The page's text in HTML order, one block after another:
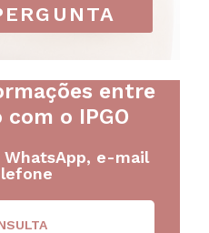
entre
o IPGO
WhatsApp, e-mail